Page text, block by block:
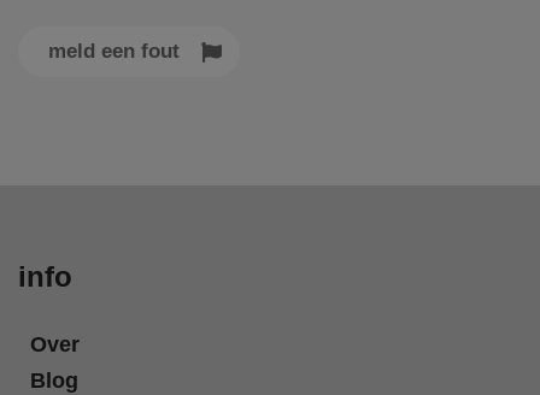
meld een fout
info
Over
Blog